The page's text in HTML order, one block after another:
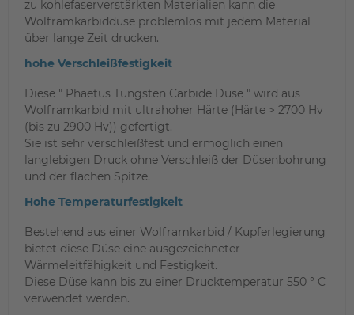
zu kohlefaserverstärkten Materialien kann die
Wolframkarbiddüse problemlos mit jedem Material
über lange Zeit drucken.
hohe Verschleißfestigkeit
Diese " Phaetus Tungsten Carbide Düse " wird aus
Wolframkarbid mit ultrahoher Härte (Härte > 2700 Hv
(bis zu 2900 Hv)) gefertigt.
Sie ist sehr verschleißfest und ermöglich einen
langlebigen Druck ohne Verschleiß der Düsenbohrung
und der flachen Spitze.
Hohe Temperaturfestigkeit
Bestehend aus einer Wolframkarbid / Kupferlegierung
bietet diese Düse eine ausgezeichneter
Wärmeleitfähigkeit und Festigkeit.
Diese Düse kann bis zu einer Drucktemperatur 550 ° C
verwendet werden.